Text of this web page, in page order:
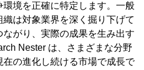
境を正確に特定します。一般
は対象業界を深く掘り下げて
ながり、実際の成果を生み出す
Nester は、さまざまな分野
の進化し続ける市場で成長で